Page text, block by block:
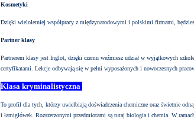
Kosmetyki
Dzięki wieloletniej współpracy z międzynarodowymi i polskimi firmami,
Partner klasy
Partnerem klasy jest Inglot, dzięki czemu weźmiesz udział w wyjątkowych
certyfikatami. Lekcje odbywają się w pełni wyposażonych i nowoczesnych
Klasa kryminalistyczna
To profil dla tych, którzy uwielbiają doświadczenia chemiczne oraz świetnie
i łamigłówek. Rozszerzonymi przedmiotami są tutaj biologia i chemia. W